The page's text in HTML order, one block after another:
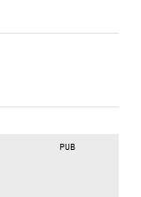
PUB